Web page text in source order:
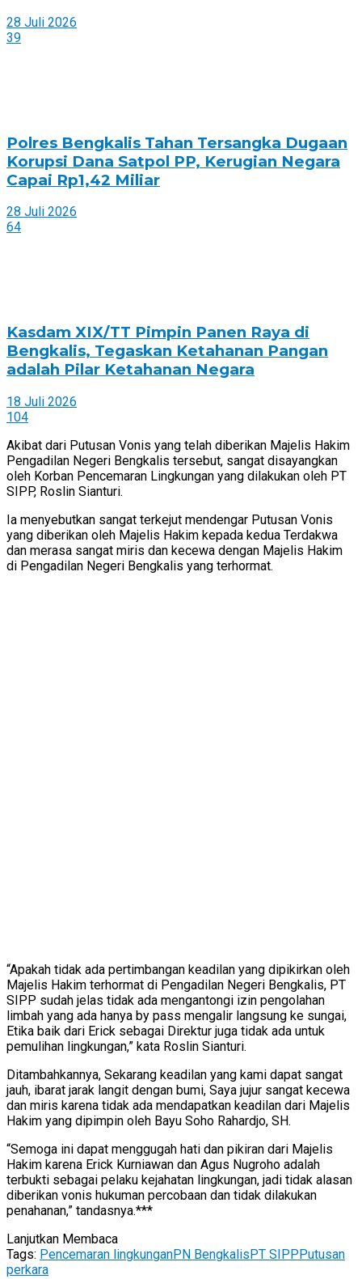
28 Juli 2026
39
Polres Bengkalis Tahan Tersangka Dugaan
Korupsi Dana Satpol PP, Kerugian Negara
Capai Rp1,42 Miliar
28 Juli 2026
64
Kasdam XIX/TT Pimpin Panen Raya di
Bengkalis, Tegaskan Ketahanan Pangan
adalah Pilar Ketahanan Negara
18 Juli 2026
104
Akibat dari Putusan Vonis yang telah diberikan Majelis Hakim
Pengadilan Negeri Bengkalis tersebut, sangat disayangkan
oleh Korban Pencemaran Lingkungan yang dilakukan oleh PT
SIPP, Roslin Sianturi.
Ia menyebutkan sangat terkejut mendengar Putusan Vonis
yang diberikan oleh Majelis Hakim kepada kedua Terdakwa
dan merasa sangat miris dan kecewa dengan Majelis Hakim
di Pengadilan Negeri Bengkalis yang terhormat.
“Apakah tidak ada pertimbangan keadilan yang dipikirkan oleh
Majelis Hakim terhormat di Pengadilan Negeri Bengkalis, PT
SIPP sudah jelas tidak ada mengantongi izin pengolahan
limbah yang ada hanya by pass mengalir langsung ke sungai,
Etika baik dari Erick sebagai Direktur juga tidak ada untuk
pemulihan lingkungan,” kata Roslin Sianturi.
Ditambahkannya, Sekarang keadilan yang kami dapat sangat
jauh, ibarat jarak langit dengan bumi, Saya jujur sangat kecewa
dan miris karena tidak ada mendapatkan keadilan dari Majelis
Hakim yang dipimpin oleh Bayu Soho Rahardjo, SH.
“Semoga ini dapat menggugah hati dan pikiran dari Majelis
Hakim karena Erick Kurniawan dan Agus Nugroho adalah
terbukti sebagai pelaku kejahatan lingkungan, jadi tidak alasan
diberikan vonis hukuman percobaan dan tidak dilakukan
penahanan,” tandasnya.***
Lanjutkan Membaca
Tags: Pencemaran lingkunganPN BengkalisPT SIPPPutusan
perkara